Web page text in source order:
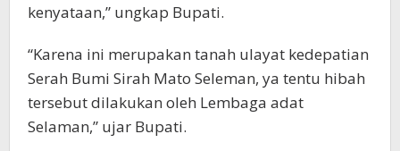
kenyataan,” ungkap Bupati.
“Karena ini merupakan tanah ulayat kedepatian
Serah Bumi Sirah Mato Seleman, ya tentu hibah
tersebut dilakukan oleh Lembaga adat
Selaman,” ujar Bupati.